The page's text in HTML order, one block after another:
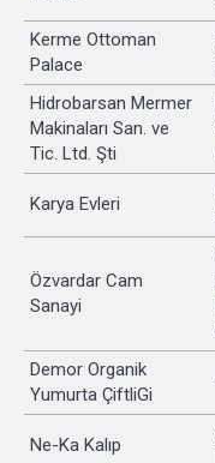
Kerme Ottoman
Palace
Hidrobarsan Mermer
Makinaları San. ve
Tic. Ltd. Şti
Karya Evleri
Özvardar Cam
Sanayi
Demor Organik
Yumurta ÇiftliGi
Ne-Ka Kalıp